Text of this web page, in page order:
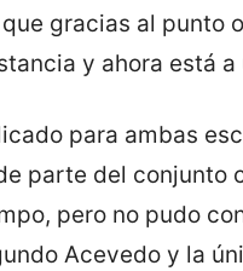
gracias al punto
y ahora está
para ambas
parte del conjunto
pero no pudo
Acevedo y la